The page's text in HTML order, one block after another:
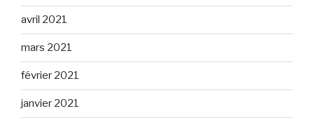
avril 2021
mars 2021
février 2021
janvier 2021